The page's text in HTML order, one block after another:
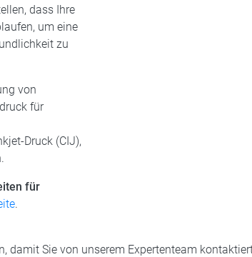
dass Ihre
um eine
zu
von
für
Druck (CIJ),
für
.
damit Sie von unserem Expertenteam